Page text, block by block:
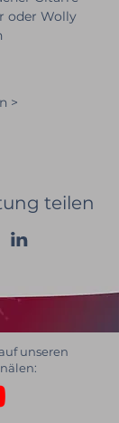
oder Wolly
>
teilen
unseren